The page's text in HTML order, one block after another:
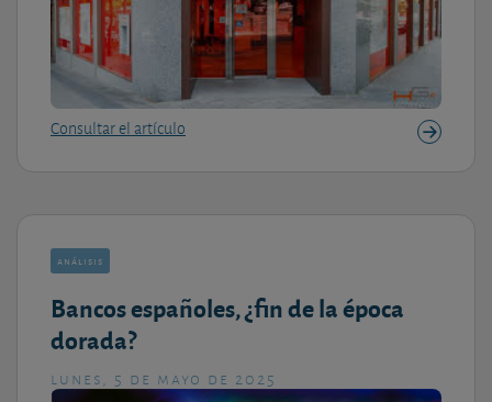
Consultar el artículo
análisis
Bancos españoles, ¿fin de la época
dorada?
lunes, 5 de mayo de 2025